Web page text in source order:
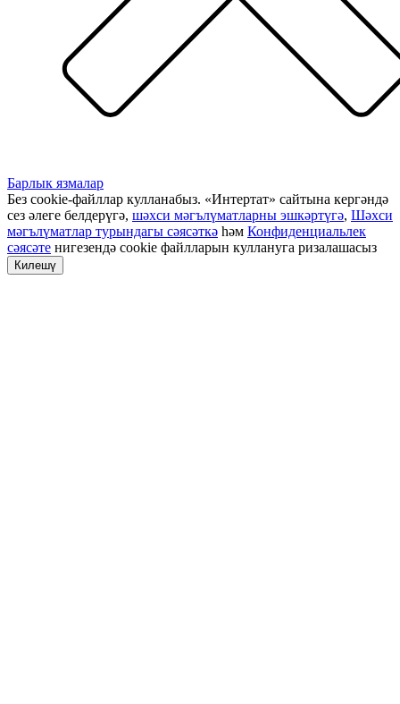
Барлык язмалар
Без cookie-файллар кулланабыз. «Интертат» сайтына кергәндә
сез әлеге белдерүгә, шәхси мәгълүматларны эшкәртүгә, Шәхси
мәгълүматлар турындагы сәясәткә һәм Конфиденциальлек
сәясәте нигезендә cookie файлларын куллануга ризалашасыз
Килешү